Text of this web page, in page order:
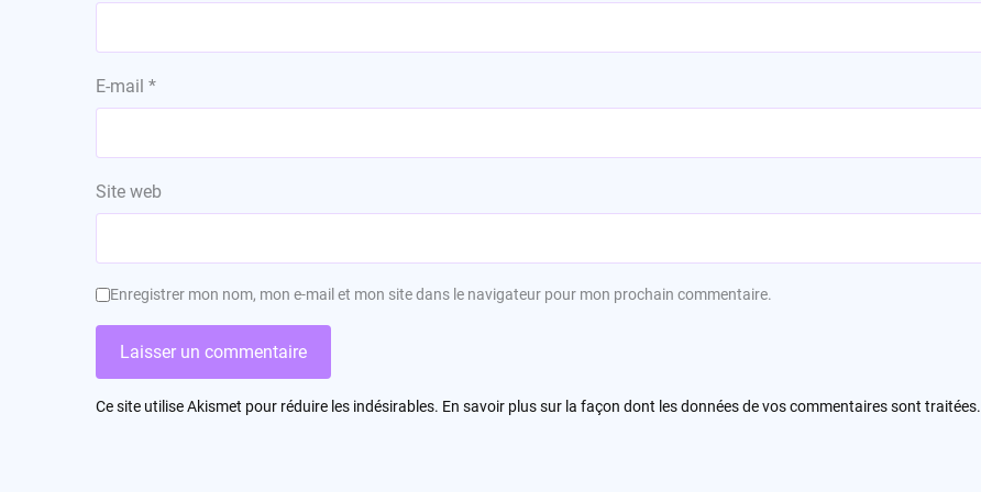
E-mail *
Site web
Enregistrer mon nom, mon e-mail et mon site dans le navigateur pour mon prochain commentaire.
Ce site utilise Akismet pour réduire les indésirables. En savoir plus sur la façon dont les données de vos commentaires sont traitées.